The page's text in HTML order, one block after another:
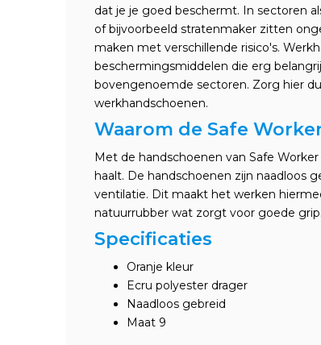
dat je je goed beschermt. In sectoren
of bijvoorbeeld stratenmaker zitten
maken met verschillende risico's.
beschermingsmiddelen die erg
bovengenoemde sectoren. Zorg hier
werkhandschoenen.
Waarom de Safe
Met de handschoenen van Safe
haalt. De handschoenen zijn naadloos
ventilatie. Dit maakt het werken
natuurrubber wat zorgt voor goede grip.
Specificaties
Oranje kleur
Ecru polyester drager
Naadloos gebreid
Maat 9